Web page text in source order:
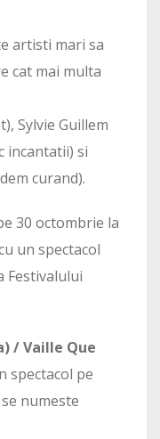
artisti mari sa
cat mai multa
Sylvie Guillem
incantatii) si
curand).
30 octombrie la
un spectacol
Festivalului
/Vaille Que
spectacol pe
numeste